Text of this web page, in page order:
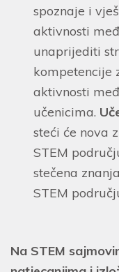
spoznaje i
aktivnosti
unaprijediti
kompetencije
aktivnosti
učenicima.
steći će nova
STEM
stečena
STEM
Na STEM